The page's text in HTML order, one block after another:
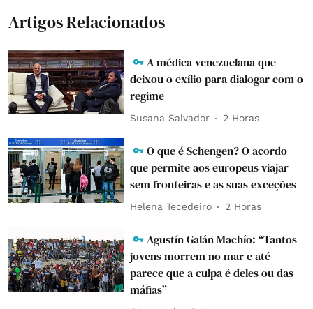
Artigos Relacionados
A médica venezuelana que
deixou o exílio para dialogar com o
regime
Susana Salvador 2 Horas
O que é Schengen? O acordo
que permite aos europeus viajar
sem fronteiras e as suas exceções
Helena Tecedeiro 2 Horas
Agustín Galán Machío: “Tantos
jovens morrem no mar e até
parece que a culpa é deles ou das
máfias”